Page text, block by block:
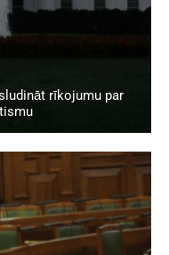
rīkojumu par